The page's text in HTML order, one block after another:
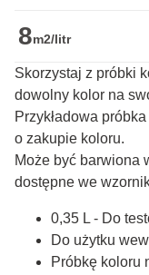
8m2/litr
Skorzystaj z próbki
dowolny kolor na
Przykładowa
o zakupie koloru.
Może być barwiona
dostępne we
0,35 L - Do
Do użytku
Próbkę koloru